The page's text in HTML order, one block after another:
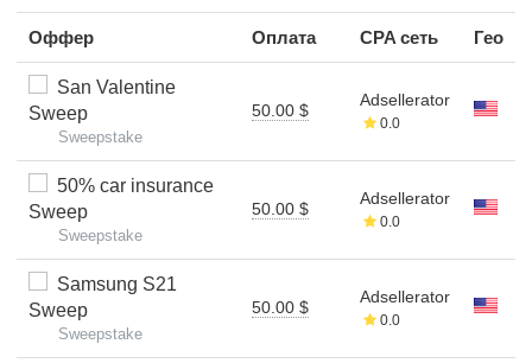
Оффер Оплата CPA сеть Гео
San Valentine
Sweep
Sweepstake
50.00 $
Adsellerator
0.0
50% car insurance
Sweep
Sweepstake
50.00 $
Adsellerator
0.0
Samsung S21
Sweep
Sweepstake
50.00 $
Adsellerator
0.0